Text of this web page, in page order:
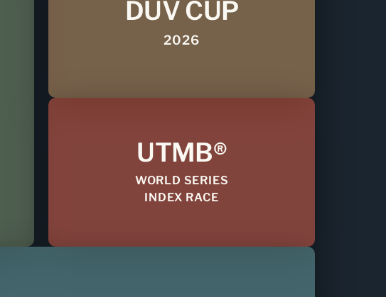
DUV CUP
2026
UTMB®
WORLD SERIES
INDEX RACE